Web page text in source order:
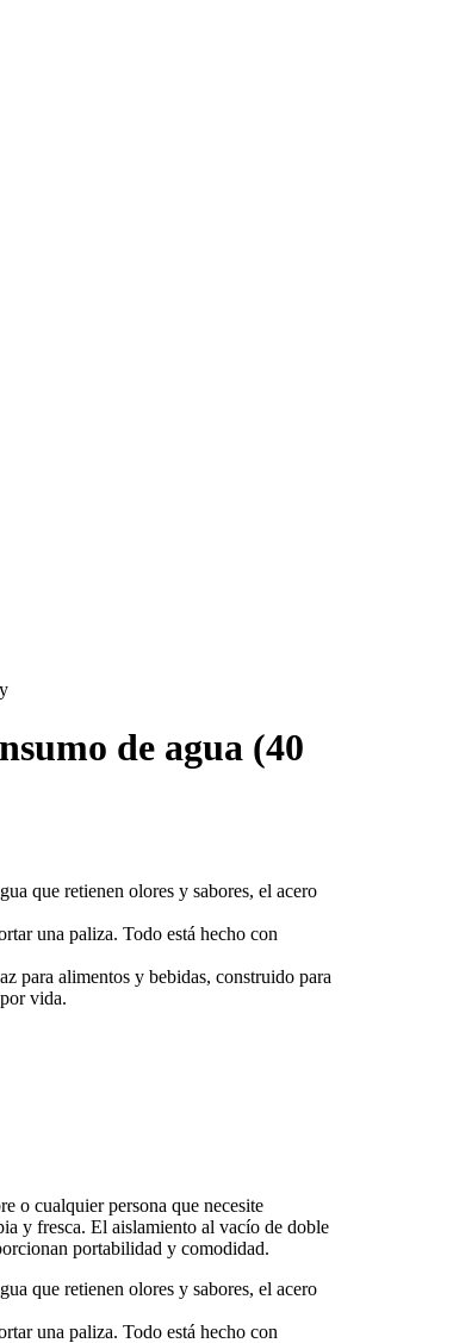
de agua (40
que retienen olores y sabores, el acero
una paliza. Todo está hecho con
alimentos y bebidas, construido para
vida.
o cualquier persona que necesite
y fresca. El aislamiento al vacío de doble
portabilidad y comodidad.
que retienen olores y sabores, el acero
una paliza. Todo está hecho con